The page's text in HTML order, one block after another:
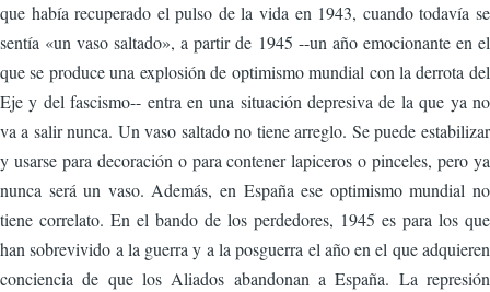
que había recuperado el pulso de la vida en 1943, cuando todavía se
sentía «un vaso saltado», a partir de 1945 --un año emocionante en el
que se produce una explosión de optimismo mundial con la derrota del
Eje y del fascismo-- entra en una situación depresiva de la que ya no
va a salir nunca. Un vaso saltado no tiene arreglo. Se puede estabilizar
y usarse para decoración o para contener lapiceros o pinceles, pero ya
nunca será un vaso. Además, en España ese optimismo mundial no
tiene correlato. En el bando de los perdedores, 1945 es para los que
han sobrevivido a la guerra y a la posguerra el año en el que adquieren
conciencia de que los Aliados abandonan a España. La represión